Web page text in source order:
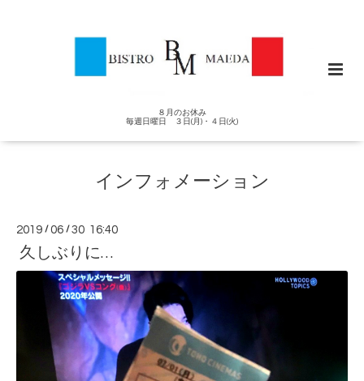
８月のお休み
毎週日曜日 ３日(月)・４日(火)
インフォメーション
2019 /06 /30 16:40
久しぶりに…